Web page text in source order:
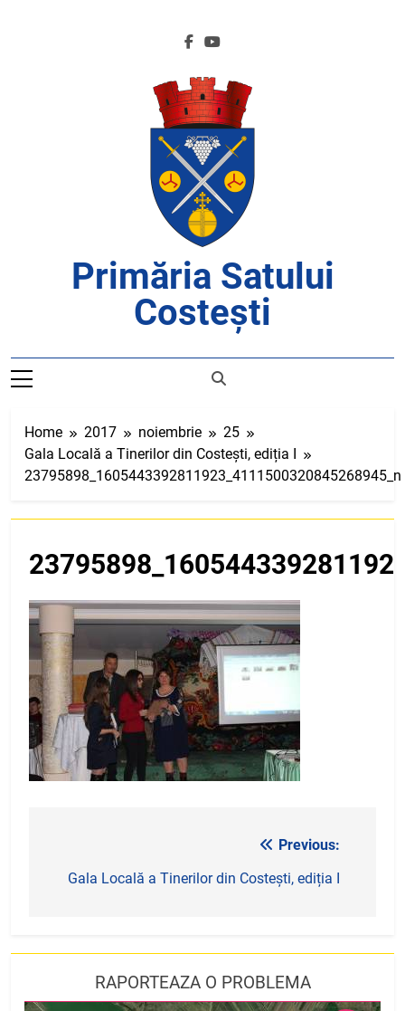
Primăria Satului
Costești
Home 2017 noiembrie
25
Gala Locală a Tinerilor din Costești, ediția I
23795898_1605443392811923_4111500320845268945_n
Previous:
Gala Locală a Tinerilor din Costești, ediția I
RAPORTEAZA O PROBLEMA